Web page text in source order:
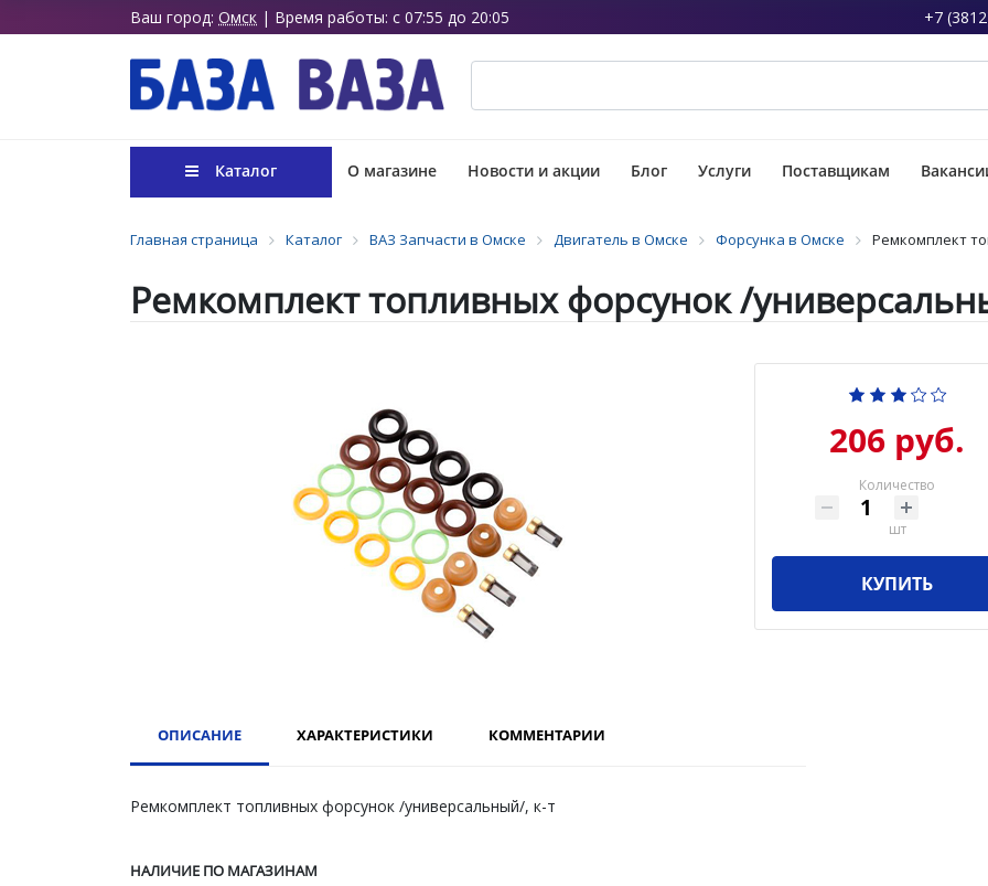
Ваш город: Омск | Время работы: с 07:55 до 20:05 +7
Каталог О магазине Новости и акции Блог Услуги Поставщикам
Главная страница Каталог ВАЗ Запчасти в Омске Двигатель в Омске Форсунка в Омске Ремкомплект
Ремкомплект топливных форсунок /
206 руб.
Количество
шт
КУПИТЬ
ОПИСАНИЕ ХАРАКТЕРИСТИКИ КОММЕНТАРИИ
Ремкомплект топливных форсунок /универсальный/, к-т
НАЛИЧИЕ ПО МАГАЗИНАМ